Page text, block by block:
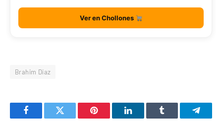
Ver en Chollones
Brahim Díaz
FacebookTwitter Pinterest LinkedInTumblr